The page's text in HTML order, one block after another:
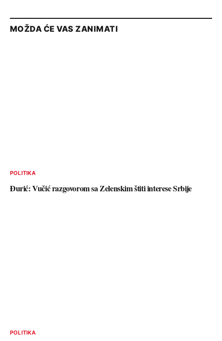
MOŽDA ĆE VAS ZANIMATI
POLITIKA
Đurić: Vučić razgovorom sa Zelenskim štiti interese Srbije
POLITIKA